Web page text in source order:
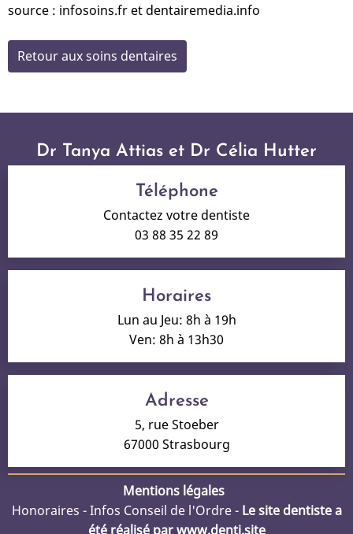
source : infosoins.fr et dentairemedia.info
Retour aux soins dentaires
Dr Tanya Attias et Dr Célia Hutter
Téléphone
Contactez votre dentiste
03 88 35 22 89
Horaires
Lun au Jeu: 8h à 19h
Ven: 8h à 13h30
Adresse
5, rue Stoeber
67000 Strasbourg
Mentions légales
Honoraires -Infos Conseil de l'Ordre- Le site dentiste a
été réalisé parwww.denti.site